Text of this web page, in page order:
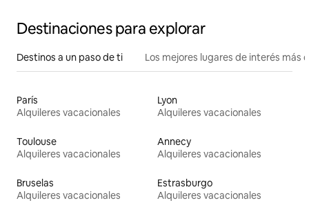
Destinaciones para explorar
Destinos a un paso de ti Los mejores lugares de interés más
París
Alquileres vacacionales
Lyon
Alquileres vacacionales
Toulouse
Alquileres vacacionales
Annecy
Alquileres vacacionales
Bruselas
Alquileres vacacionales
Estrasburgo
Alquileres vacacionales